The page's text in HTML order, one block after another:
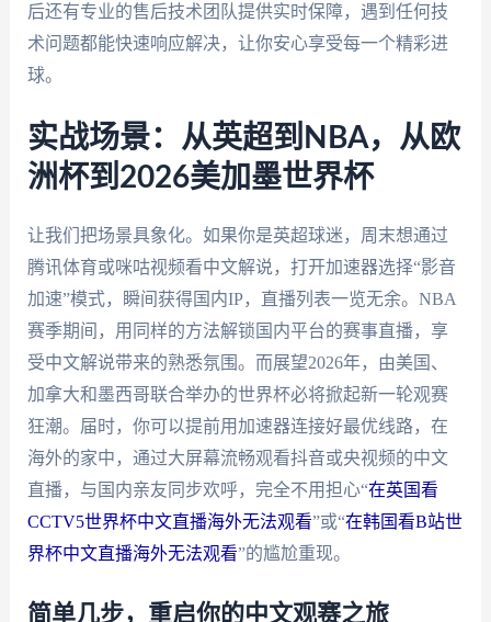
后还有专业的售后技术团队提供实时保障，遇到任何技
术问题都能快速响应解决，让你安心享受每一个精彩进
球。
实战场景：从英超到NBA，从欧
洲杯到2026美加墨世界杯
让我们把场景具象化。如果你是英超球迷，周末想通过
腾讯体育或咪咕视频看中文解说，打开加速器选择“影音
加速”模式，瞬间获得国内IP，直播列表一览无余。NBA
赛季期间，用同样的方法解锁国内平台的赛事直播，享
受中文解说带来的熟悉氛围。而展望2026年，由美国、
加拿大和墨西哥联合举办的世界杯必将掀起新一轮观赛
狂潮。届时，你可以提前用加速器连接好最优线路，在
海外的家中，通过大屏幕流畅观看抖音或央视频的中文
直播，与国内亲友同步欢呼，完全不用担心“在英国看
CCTV5世界杯中文直播海外无法观看”或“在韩国看B站世
界杯中文直播海外无法观看”的尴尬重现。
简单几步，重启你的中文观赛之旅